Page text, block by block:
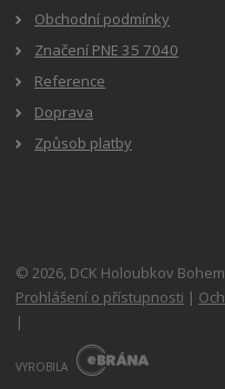
Obchodní podmínky
Značení PNE 35 7040
Reference
Doprava
Způsob platby
© 2026, DCK Holoubkov
Prohlášení o přístupnosti |
|
VYROBILA